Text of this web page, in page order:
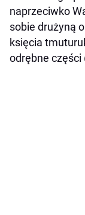
naprzeciwko
sobie drużyną
księcia
odrębne części